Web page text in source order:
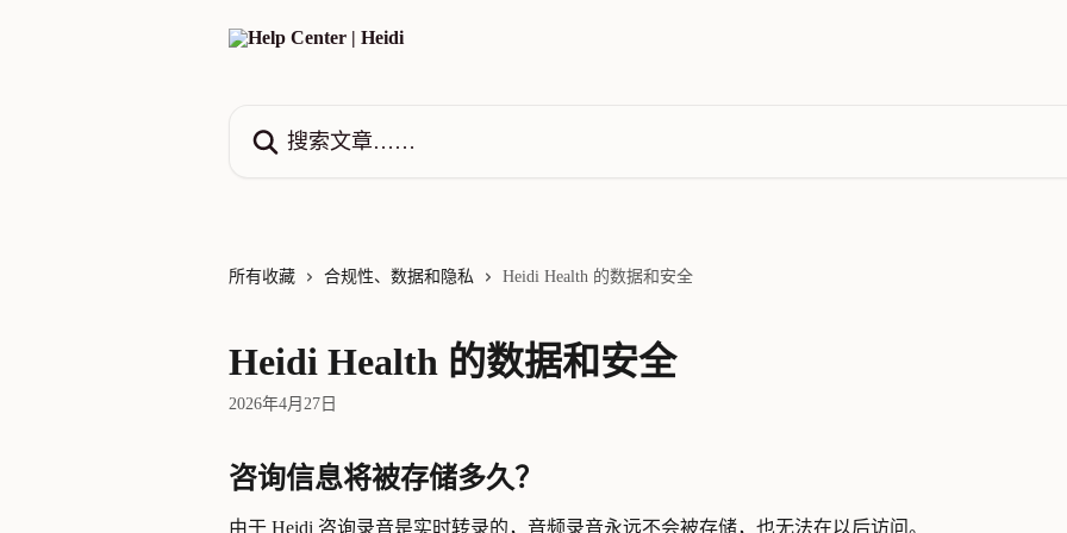
所有收藏 合规性、数据和隐私 Heidi Health 的数据和安全
Heidi Health 的数据和安全
2026年4月27日
咨询信息将被存储多久？
由于 Heidi 咨询录音是实时转录的，音频录音永远不会被存储，也无法在以后访问。